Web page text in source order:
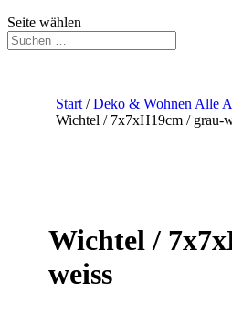
Seite wählen
Start /Deko & Wohnen Alle
Wichtel / 7x7xH19cm / grau-
Wichtel /
weiss